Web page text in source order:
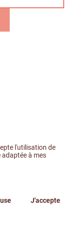
et notre
l'utilisation de
adaptée à mes
J'accepte